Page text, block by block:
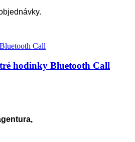
hodinky Bluetooth Call